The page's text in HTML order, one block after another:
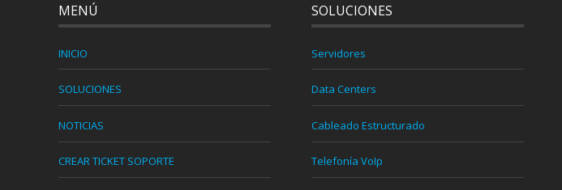
MENÚ
INICIO
SOLUCIONES
NOTICIAS
CREAR TICKET SOPORTE
SOLUCIONES
Servidores
Data Centers
Cableado Estructurado
Telefonía VoIp